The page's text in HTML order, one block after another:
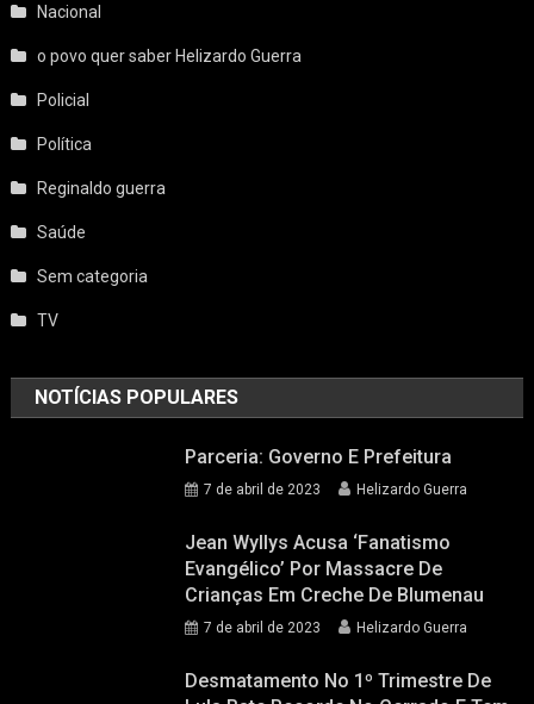
Nacional
o povo quer saber Helizardo Guerra
Policial
Política
Reginaldo guerra
Saúde
Sem categoria
TV
NOTÍCIAS POPULARES
Parceria: Governo E Prefeitura
7 de abril de 2023 Helizardo Guerra
Jean Wyllys Acusa ‘fanatismo
Evangélico’ Por Massacre De
Crianças Em Creche De Blumenau
7 de abril de 2023 Helizardo Guerra
Desmatamento No 1º Trimestre De